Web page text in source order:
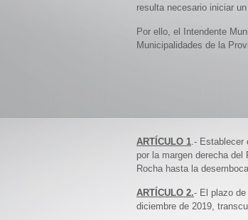
resulta necesario iniciar
Por ello, el Intendente
Municipalidades de la
ARTÍCULO 1.- Establecer
por la margen derecha
Rocha hasta la
ARTÍCULO 2.- El plazo
diciembre de 2019,